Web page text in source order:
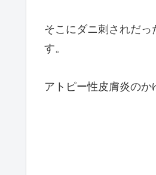
そこにダニ刺されだ
す。
アトピー性皮膚炎のか